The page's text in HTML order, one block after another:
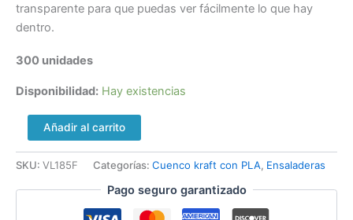
transparente para que puedas ver fácilmente lo que hay
dentro.
300 unidades
Disponibilidad: Hay existencias
Añadir al carrito
SKU: VL185F Categorías: Cuenco kraft con PLA, Ensaladeras
Pago seguro garantizado